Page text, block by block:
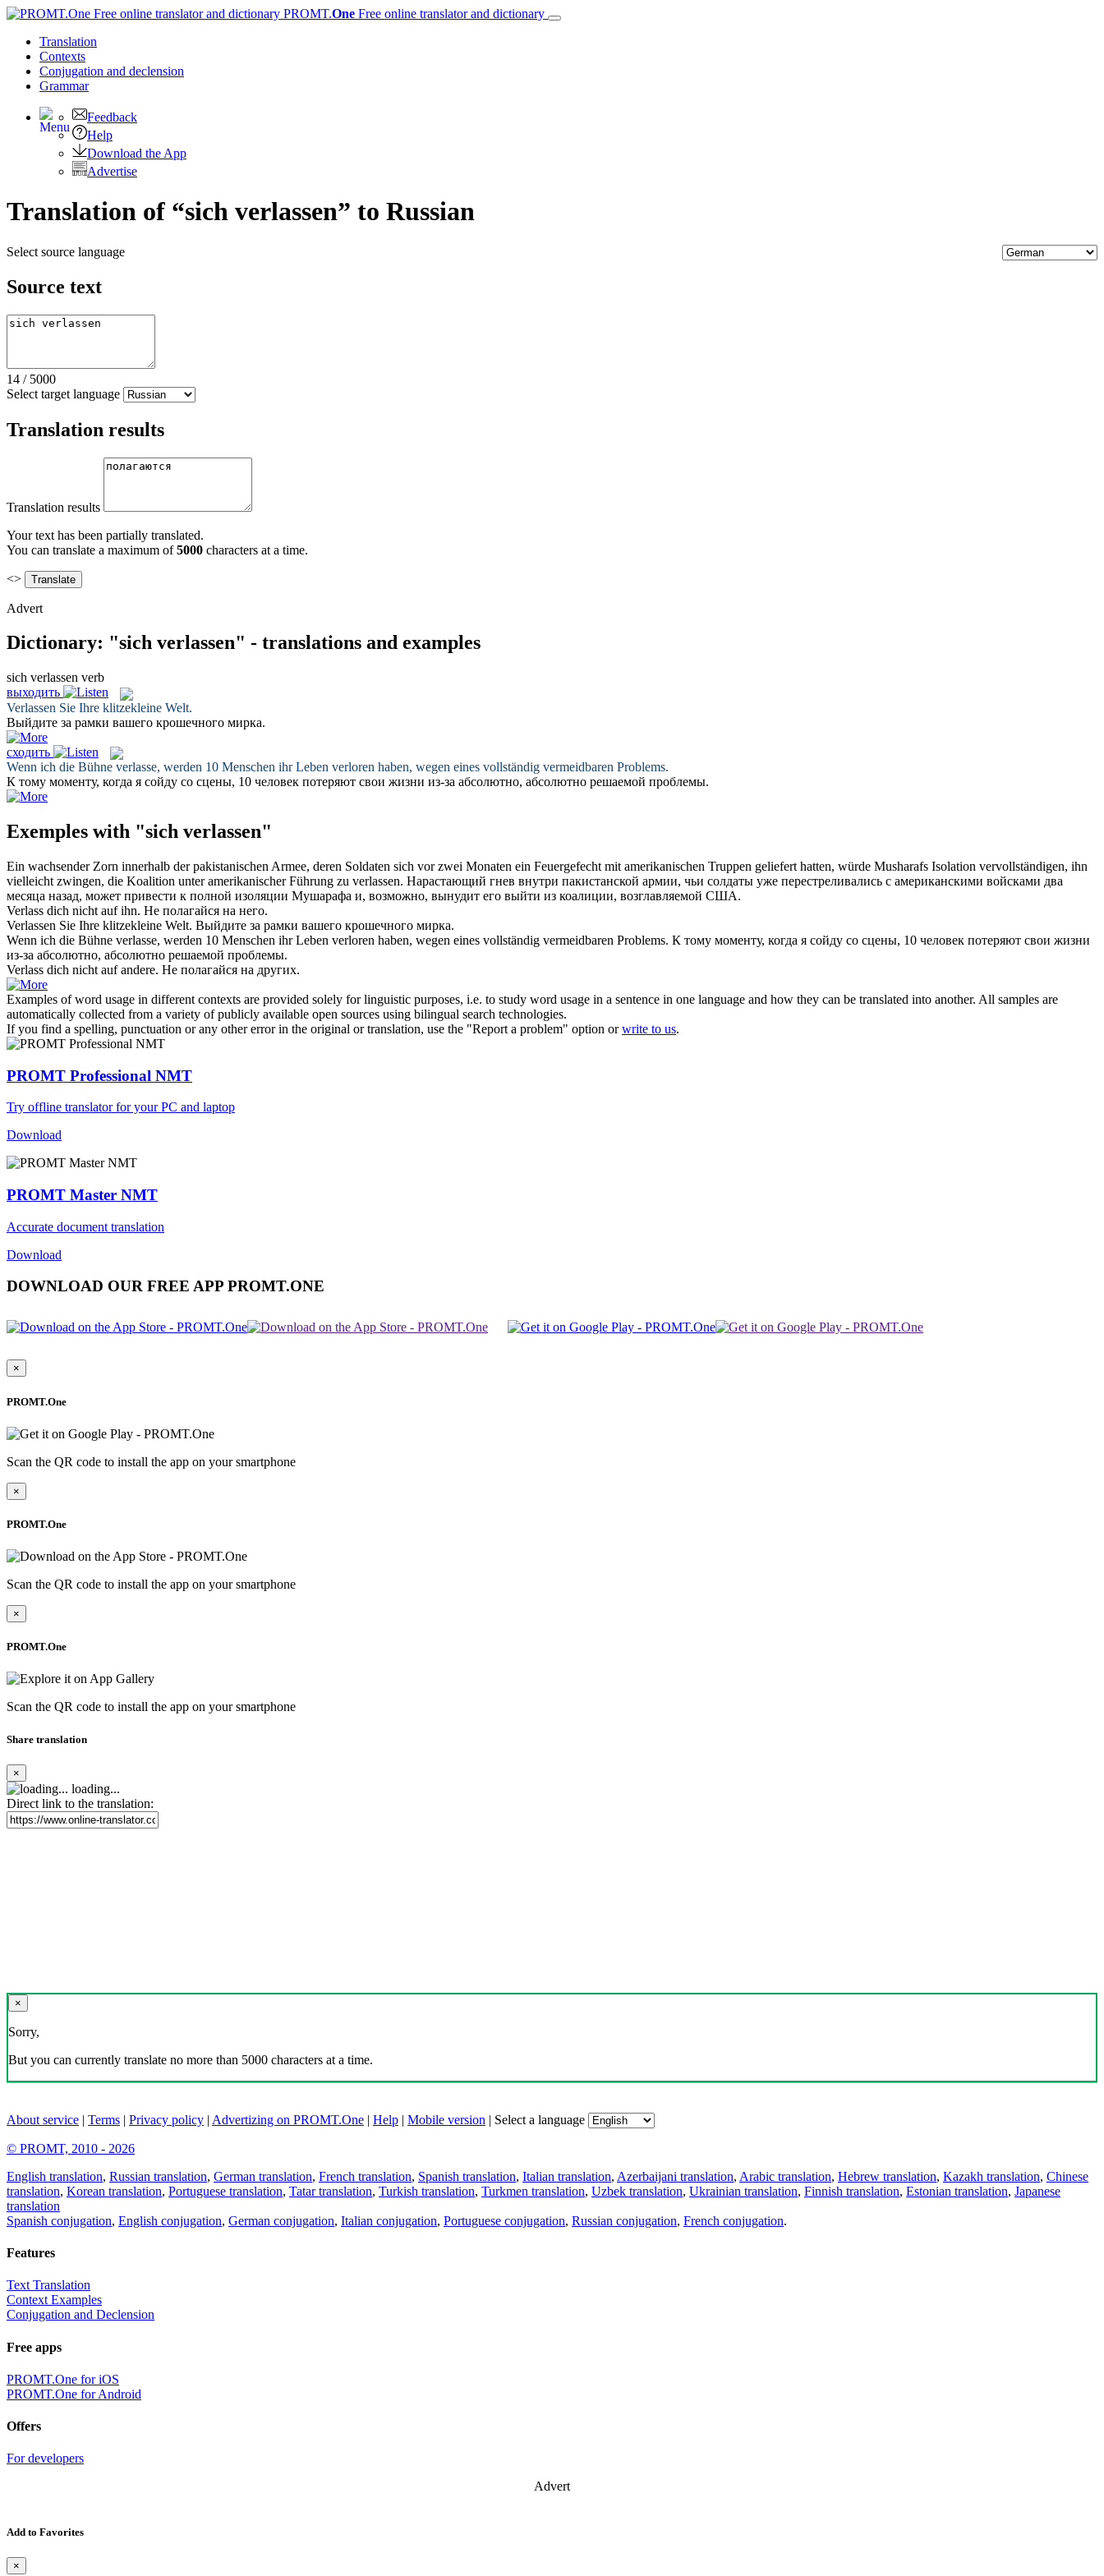
PROMT.One Free online translator and dictionary
Translation
Contexts
Conjugation and declension
Grammar
Feedback
Help
Download the App
Advertise
Translation of “sich verlassen” to Russian
Select source language
Source text
14 / 5000
Select target language
Translation results
Translation results
Your text has been partially translated.
You can translate a maximum of5000 characters at a time.
<>
Advert
Dictionary: "sich verlassen" - translations and examples
sich verlassen verb
выходить
Verlassen Sie Ihre klitzekleine Welt.
Выйдите за рамки вашего крошечного мирка.
сходить
Wenn ich die Bühne verlasse, werden 10 Menschen ihr Leben verloren haben, wegen eines vollständig vermeidbaren Problems.
К тому моменту, когда я сойду со сцены, 10 человек потеряют свои жизни из-за абсолютно, абсолютно решаемой проблемы.
Exemples with "sich verlassen"
Ein wachsender Zorn innerhalb der pakistanischen Armee, deren Soldaten sich vor zwei Monaten ein Feuergefecht mit amerikanischen Truppen geliefert hatten, würde Musharafs Isolation vervollständigen, ihn
vielleicht zwingen, die Koalition unter amerikanischer Führung zu verlassen. Нарастающий гнев внутри пакистанской армии, чьи солдаты уже перестреливались с американскими войсками два
месяца назад, может привести к полной изоляции Мушарафа и, возможно, вынудит его выйти из коалиции, возглавляемой США.
Verlass dich nicht auf ihn. Не полагайся на него.
Verlassen Sie Ihre klitzekleine Welt. Выйдите за рамки вашего крошечного мирка.
Wenn ich die Bühne verlasse, werden 10 Menschen ihr Leben verloren haben, wegen eines vollständig vermeidbaren Problems. К тому моменту, когда я сойду со сцены, 10 человек потеряют свои жизни
из-за абсолютно, абсолютно решаемой проблемы.
Verlass dich nicht auf andere. Не полагайся на других.
Examples of word usage in different contexts are provided solely for linguistic purposes, i.e. to study word usage in a sentence in one language and how they can be translated into another. All samples are
automatically collected from a variety of publicly available open sources using bilingual search technologies.
If you find a spelling, punctuation or any other error in the original or translation, use the "Report a problem" option orwrite to us.
PROMT Professional NMT
Try offline translator for your PC and laptop
Download
PROMT Master NMT
Accurate document translation
Download
DOWNLOAD OUR FREE APP PROMT.ONE
×
PROMT.One
Scan the QR code to install the app on your smartphone
×
PROMT.One
Scan the QR code to install the app on your smartphone
×
PROMT.One
Scan the QR code to install the app on your smartphone
Share translation
×
loading...
Direct link to the translation:
×
Sorry,
But you can currently translate no more than 5000 characters at a time.
About service | Terms | Privacy policy | Advertizing on PROMT.One | Help | Mobile version | Select a language
© PROMT, 2010 - 2026
English translation, Russian translation, German translation, French translation, Spanish translation, Italian translation, Azerbaijani translation, Arabic translation, Hebrew translation, Kazakh translation, Chinese
translation, Korean translation, Portuguese translation, Tatar translation, Turkish translation, Turkmen translation, Uzbek translation, Ukrainian translation, Finnish translation, Estonian translation, Japanese
translation
Spanish conjugation, English conjugation, German conjugation, Italian conjugation, Portuguese conjugation, Russian conjugation, French conjugation.
Features
Text Translation
Context Examples
Conjugation and Declension
Free apps
PROMT.One for iOS
PROMT.One for Android
Offers
For developers
Advert
Add to Favorites
×